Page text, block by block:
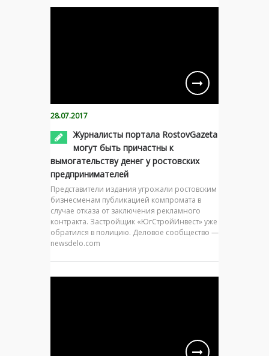
28.07.2017
Журналисты портала RostovGazeta
могут быть причастны к
вымогательству денег у ростовских
предпринимателей
Представители издания угрожали ростовским
бизнесменам публикацией компромата в
случае отказа от заключения рекламного
контракта. Застройщик «ЮгСтройИнвест» уже
обратился в полицию. Деловое сообщество —
newsdelo.com